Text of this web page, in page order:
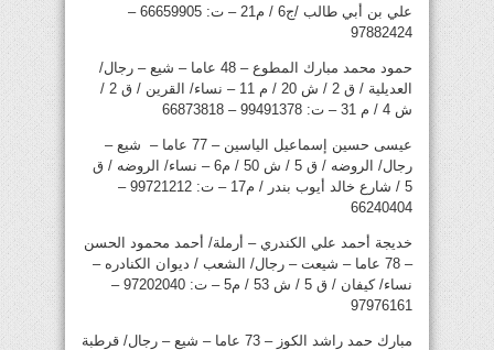
علي بن أبي طالب /ج6 / م21 – ت: 66659905 –
97882424
حمود محمد مبارك المطوع – 48 عاما – شيع – رجال/
العديلية / ق 2 / ش 20 / م 11 – نساء/ القرين / ق 2 /
ش 4 / م 31 – ت: 99491378 – 66873818
عيسى حسين إسماعيل الياسين – 77 عاما – شيع –
رجال/ الروضه / ق 5 / ش 50 / م6 – نساء/ الروضه / ق
5 / شارع خالد أيوب بندر / م17 – ت: 99721212 –
66240404
خديجة أحمد علي الكندري – أرملة/ أحمد محمود الحسن
– 78 عاما – شيعت – رجال/ الشعب / ديوان الكنادره –
نساء/ كيفان / ق 5 / ش 53 / م5 – ت: 97202040 –
97976161
مبارك حمد راشد الكوز – 73 عاما – شيع – رجال/ قرطبة